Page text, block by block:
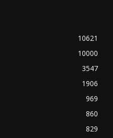
10621
10000
3547
1906
969
860
829